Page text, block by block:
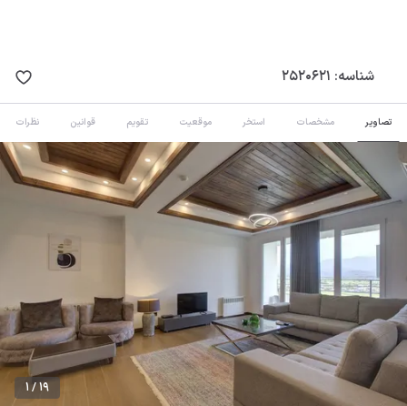
شناسه: 2520621
تصاویر مشخصات استخر موقعیت تقویم قوانین نظرات
1 / 19